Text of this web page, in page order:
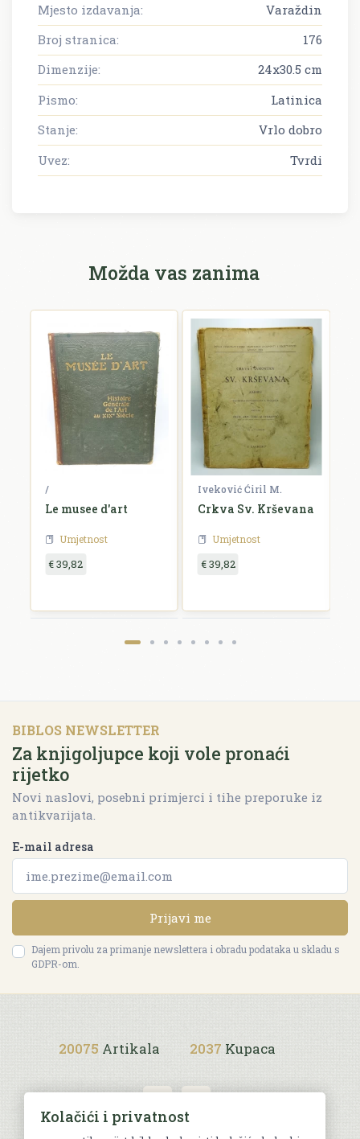
Mjesto izdavanja:
Varaždin
Broj stranica:
176
Dimenzije:
24x30.5 cm
Pismo:
Latinica
Stanje:
Vrlo dobro
Uvez:
Tvrdi
Možda vas zanima
/
Le musee d'art
Umjetnost
€ 39,82
Iveković Ćiril M.
Crkva Sv. Krševana
Umjetnost
€ 39,82
BIBLOS NEWSLETTER
Za knjigoljupce koji vole pronaći
rijetko
Novi naslovi, posebni primjerci i tihe preporuke iz
antikvarijata.
E-mail adresa
Prijavi me
Dajem privolu za primanje newslettera i obradu podataka u skladu s
GDPR-om.
20075 Artikala 2037 Kupaca
Kolačići i privatnost